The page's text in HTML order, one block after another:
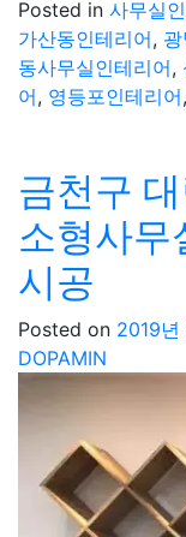
Posted in 사무실
가산동인테리어,
동사무실인테리어,
어, 영등포인테리어,
금천구
소형사무
시공
Posted on 2019년
DOPAMIN